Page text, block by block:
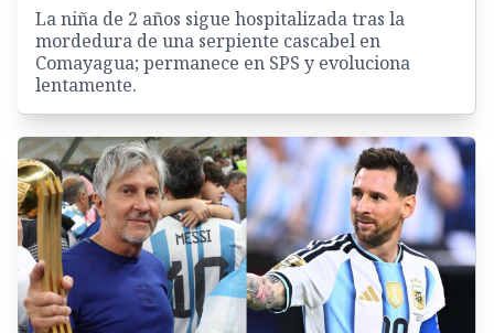
La niña de 2 años sigue hospitalizada tras la
mordedura de una serpiente cascabel en
Comayagua; permanece en SPS y evoluciona
lentamente.